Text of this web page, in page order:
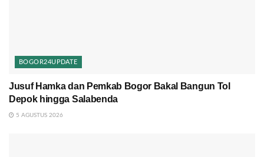
BOGOR24UPDATE
Jusuf Hamka dan Pemkab Bogor Bakal Bangun Tol
Depok hingga Salabenda
5 AGUSTUS 2026